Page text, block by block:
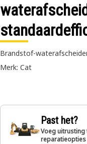
Brandstof-
Merk: Cat
Past het?
Voeg uitrusting
reparatieopties